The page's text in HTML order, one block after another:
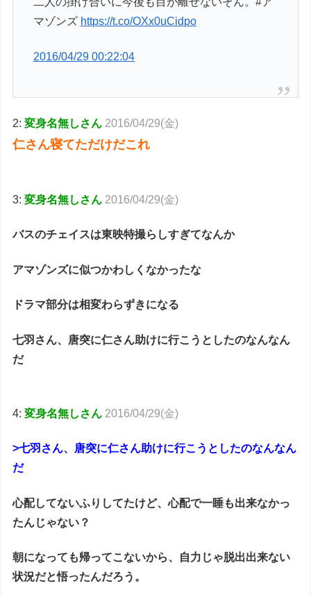
マゾンズ https://t.co/OXx0uCidpo
2016/04/29 00:22:04
2:変身名無しさん 2016/04/29(金)
仁さん寝てただけだこれ
3:変身名無しさん 2016/04/29(金)
バスのチェイスは東映特撮らしすぎてなんか
アマゾンズに似つかわしくなかったな
ドラマ部分は相変わらずきになる
七羽さん、唐突に仁さん助けに行こうとしたのなんなん
だ
4:変身名無しさん 2016/04/29(金)
>七羽さん、唐突に仁さん助けに行こうとしたのなんなん
だ
心配してないふりしてたけど、心配で一睡も出来なかっ
たんじゃない？
朝になっても帰ってこないから、自力じゃ脱出出来ない
状況だと悟ったんだろう。